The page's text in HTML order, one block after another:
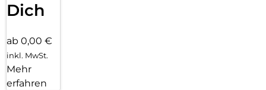
Dich
ab 0,00 €
inkl. MwSt.
Mehr
erfahren